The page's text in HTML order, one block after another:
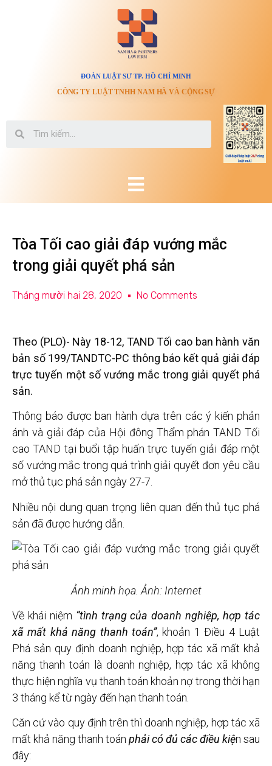
ĐOÀN LUẬT SƯ TP. HỒ CHÍ MINH
CÔNG TY LUẬT TNHH NAM HÀ VÀ CỘNG SỰ
Tòa Tối cao giải đáp vướng mắc
trong giải quyết phá sản
Tháng mười hai 28, 2020 No Comments
Theo (PLO)- Này 18-12, TAND Tối cao ban hành văn
bản số 199/TANDTC-PC thông báo kết quả giải đáp
trực tuyến một số vướng mắc trong giải quyết phá
sản.
Thông báo được ban hành dựa trên các ý kiến phản
ánh và giải đáp của Hội đông Thẩm phán TAND Tối
cao TAND tại buổi tập huấn trực tuyến giải đáp một
số vướng mắc trong quá trình giải quyết đơn yêu cầu
mở thủ tục phá sản ngày 27-7.
Nhiều nội dung quan trọng liên quan đến thủ tục phá
sản đã được hướng dẫn.
Ảnh minh họa. Ảnh: Internet
Về khái niệm “tình trạng của doanh nghiệp, hợp tác
xã mất khả năng thanh toán”, khoản 1 Điều 4 Luật
Phá sản quy định doanh nghiệp, hợp tác xã mất khả
năng thanh toán là doanh nghiệp, hợp tác xã không
thực hiện nghĩa vụ thanh toán khoản nợ trong thời hạn
3 tháng kể từ ngày đến hạn thanh toán.
Căn cứ vào quy định trên thì doanh nghiệp, hợp tác xã
mất khả năng thanh toán phải có đủ các điều kiện sau
đây: